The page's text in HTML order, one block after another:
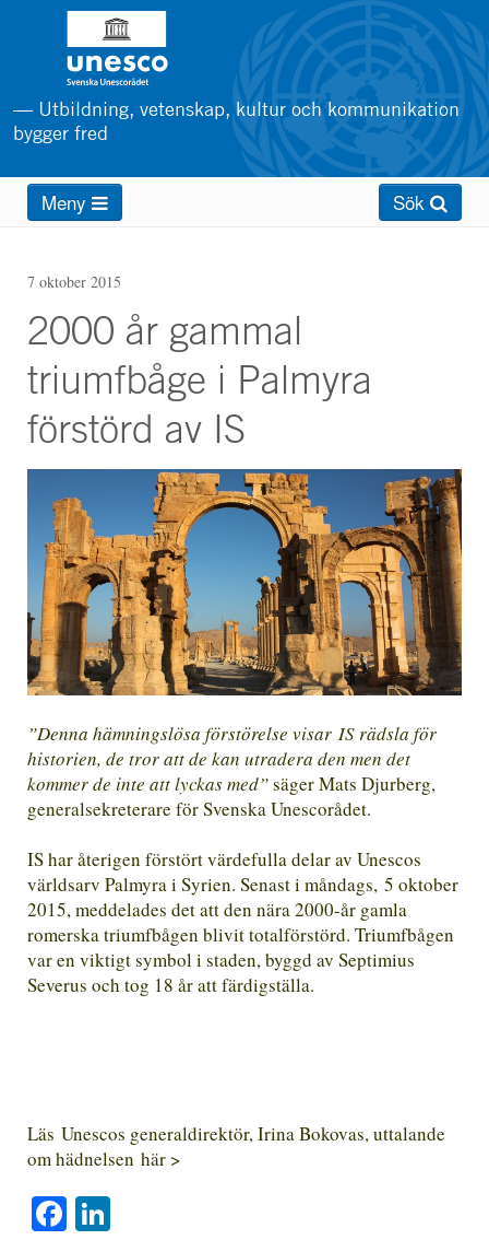
huvudinnehåll
— Utbildning, vetenskap, kultur och kommunikation
bygger fred
Main
menuMeny Sök
7 oktober 2015
2000 år gammal
triumfbåge i Palmyra
förstörd av IS
”Denna hämningslösa förstörelse visar IS rädsla för
historien, de tror att de kan utradera den men det
kommer de inte att lyckas med”säger Mats Djurberg,
generalsekreterare för Svenska Unescorådet.
IS har återigen förstört värdefulla delar av Unescos
världsarv Palmyra i Syrien. Senast i måndags, 5 oktober
2015, meddelades det attden nära 2000-år gamla
romerska triumfbågen blivit totalförstörd. Triumfbågen
varen viktigtsymbol i staden, byggd av Septimius
Severus och tog 18 år att färdigställa.
Läs Unescos generaldirektör, Irina Bokovas, uttalande
om hädnelsen här>
Facebook
LinkedIn